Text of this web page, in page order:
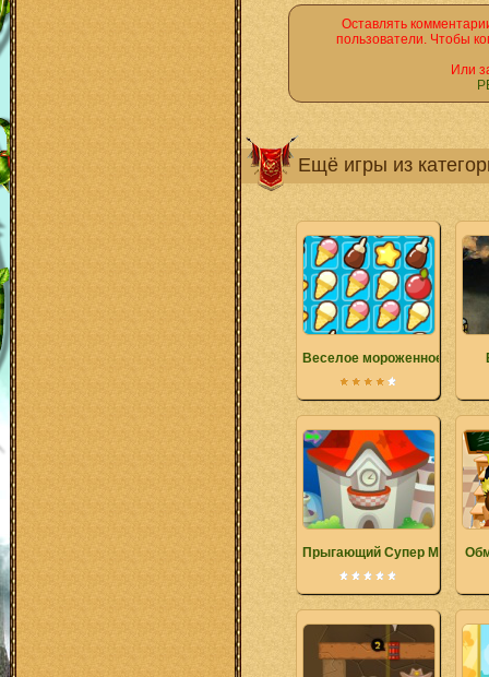
Оставлять
пользователи. Чтобы
Или
Ещё игры из
Веселое мороженное
Прыгающий Супер Марио 2